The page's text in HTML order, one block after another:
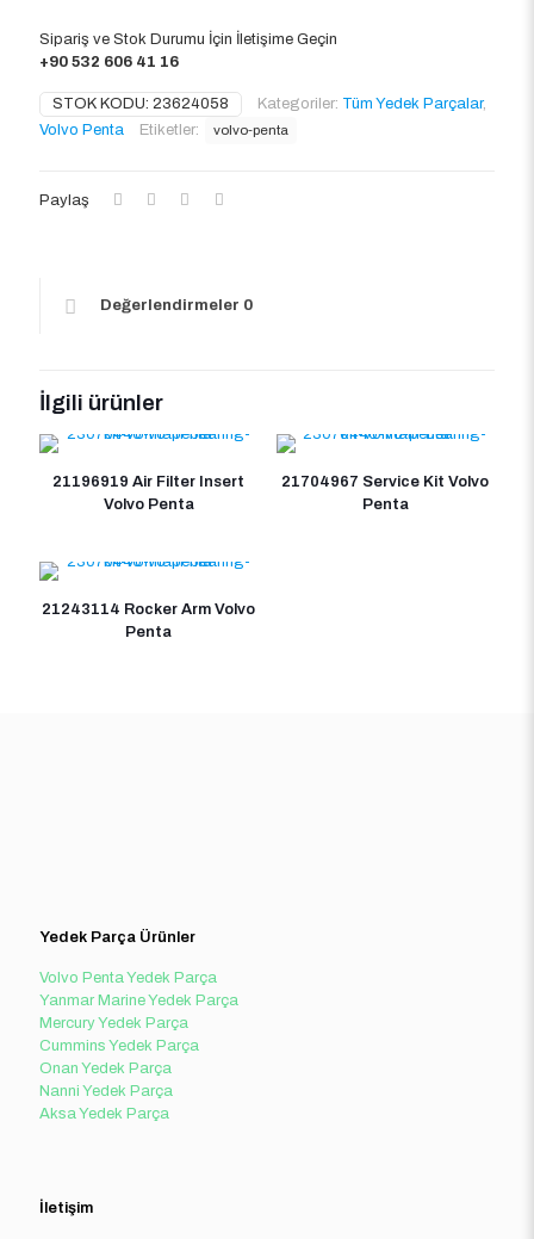
Sipariş ve Stok Durumu İçin İletişime Geçin
+90 532 606 41 16
STOK KODU: 23624058 Kategoriler: Tüm Yedek Parçalar,
Volvo Penta
Etiketler: volvo-penta
Paylaş
Değerlendirmeler 0
İlgili ürünler
21196919 Air Filter Insert
Volvo Penta
21704967 Service Kit Volvo
Penta
21243114 Rocker Arm Volvo
Penta
Yedek Parça Ürünler
Volvo Penta Yedek Parça
Yanmar Marine Yedek Parça
Mercury Yedek Parça
Cummins Yedek Parça
Onan Yedek Parça
Nanni Yedek Parça
Aksa Yedek Parça
İletişim